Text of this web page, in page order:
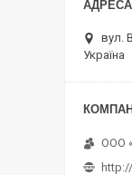
вул.
Україна
ООО